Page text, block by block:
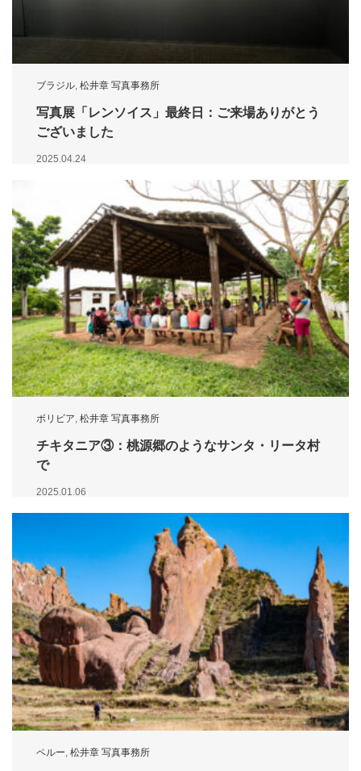
ブラジル 松井章 写真事務所
写真展「レンソイス」最終日：ご来場ありがとう
ございました
2025.04.24
ボリビア, 松井章 写真事務所
チキタニア③：桃源郷のようなサンタ・リータ村
で
2025.01.06
ペルー, 松井章 写真事務所